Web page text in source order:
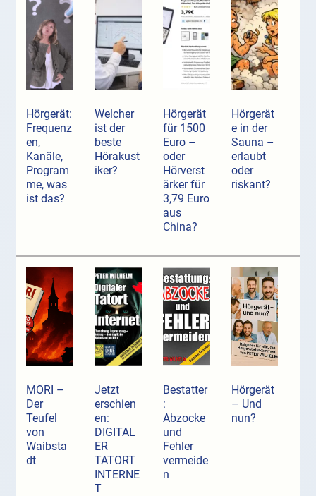
Hörgerät:
Frequenz
en,
Kanäle,
Program
me, was
ist das?
Welcher
ist der
beste
Hörakust
iker?
Hörgerät
für 1500
Euro –
oder
Hörverst
ärker für
3,79 Euro
aus
China?
Hörgerät
e in der
Sauna –
erlaubt
oder
riskant?
MORI –
Der
Teufel
von
Waibsta
dt
Jetzt
erschien
en:
DIGITAL
ER
TATORT
INTERNE
T
Bestatter
:
Abzocke
und
Fehler
vermeide
n
Hörgerät
– Und
nun?